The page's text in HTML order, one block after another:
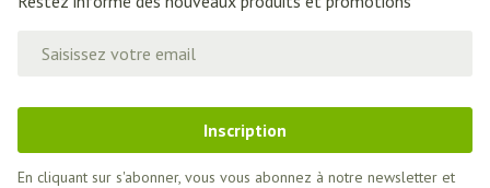
Inscription
En cliquant sur s'abonner, vous vous abonnez à notre newsletter et